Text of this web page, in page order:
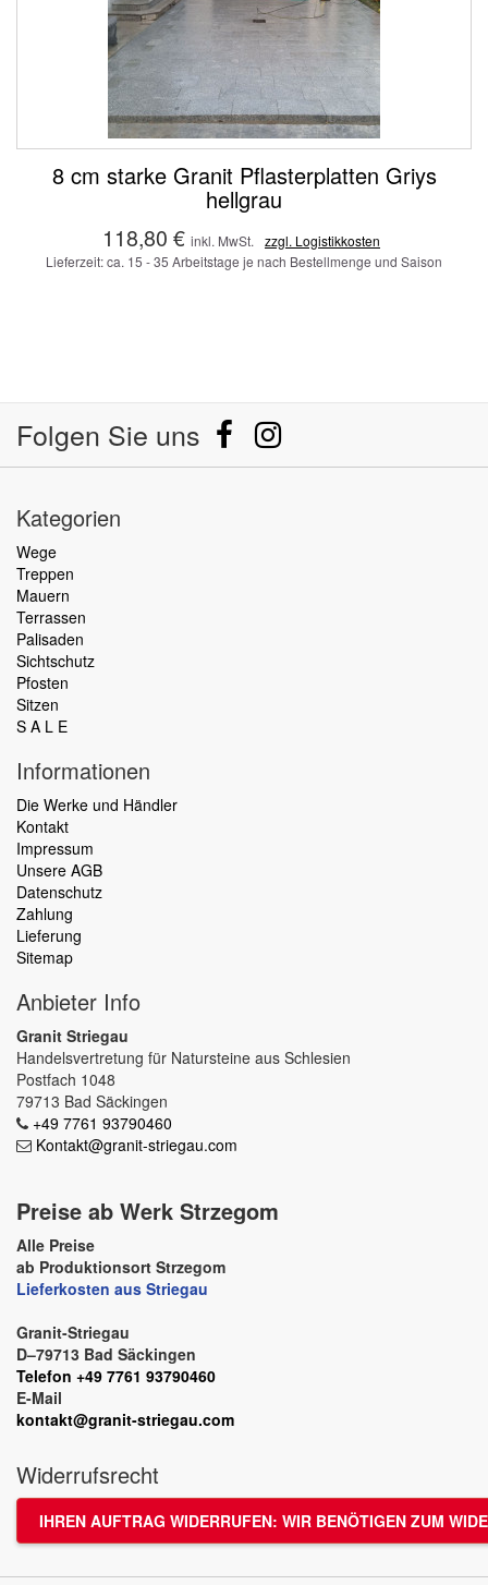
8 cm starke Granit Pflasterplatten Griys
hellgrau
118,80 € inkl. MwSt.
zzgl. Logistikkosten
Lieferzeit: ca. 15 - 35 Arbeitstage je nach Bestellmenge und Saison
Folgen Sie uns
Kategorien
Wege
Treppen
Mauern
Terrassen
Palisaden
Sichtschutz
Pfosten
Sitzen
S A L E
Informationen
Die Werke und Händler
Kontakt
Impressum
Unsere AGB
Datenschutz
Zahlung
Lieferung
Sitemap
Anbieter Info
Granit Striegau
Handelsvertretung für Natursteine aus Schlesien
Postfach 1048
79713 Bad Säckingen
+49 7761 93790460
Kontakt@granit-striegau.com
Preise ab Werk Strzegom
Alle Preise
ab Produktionsort Strzegom
Lieferkosten aus Striegau
Granit-Striegau
D–79713 Bad Säckingen
Telefon +49 7761 93790460
E-Mail
kontakt@granit-striegau.com
Widerrufsrecht
IHREN AUFTRAG WIDERRUFEN: WIR BENÖTIGEN ZUM